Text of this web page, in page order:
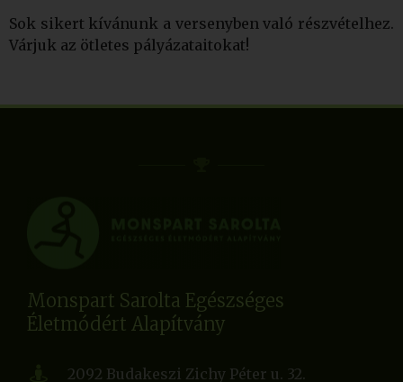
Sok sikert kívánunk a versenyben való részvételhez.
Várjuk az ötletes pályázataitokat!
Monspart Sarolta Egészséges
Életmódért Alapítvány
2092 Budakeszi Zichy Péter u. 32.